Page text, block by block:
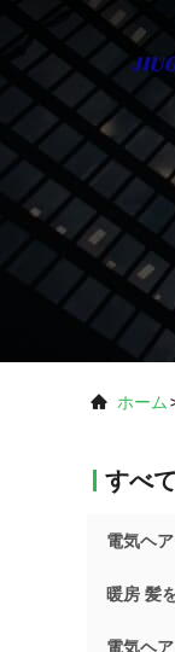
ホーム
すべ
電気ヘ
暖房 髪
電気ヘ